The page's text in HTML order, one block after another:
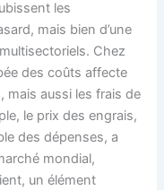
les
mais bien d’une
Chez
des coûts affecte
mais aussi les frais de
le prix des engrais,
des dépenses, a
mondial,
un élément